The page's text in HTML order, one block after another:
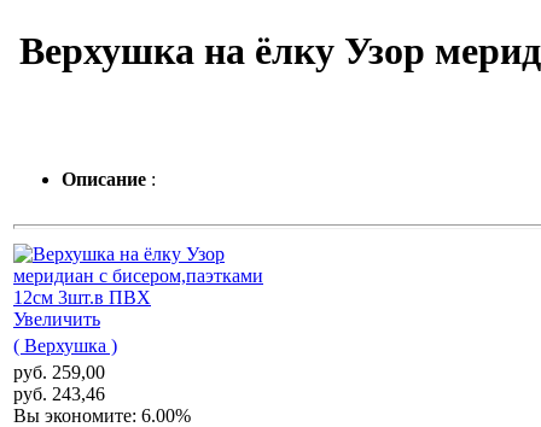
Верхушка на ёлку Узор
Описание :
Увеличить
( Верхушка )
руб. 259,00
руб. 243,46
Вы экономите: 6.00%